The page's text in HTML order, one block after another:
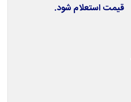
قیمت استعلام شود.